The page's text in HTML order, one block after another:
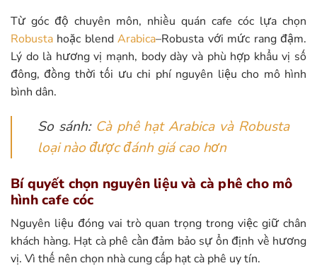
Từ góc độ chuyên môn, nhiều quán cafe cóc lựa chọn
Robusta hoặc blendArabica–Robusta với mức rang đậm.
Lý do là hương vị mạnh, body dày và phù hợp khẩu vị số
đông, đồng thời tối ưu chi phí nguyên liệu cho mô hình
bình dân.
So sánh: Cà phê hạt Arabica và Robusta
loại nào được đánh giá cao hơn
Bí quyết chọn nguyên liệu và cà phê cho mô
hình cafe cóc
Nguyên liệu đóng vai trò quan trọng trong việc giữ chân
khách hàng. Hạt cà phê cần đảm bảo sự ổn định về hương
vị. Vì thế nên chọn nhà cung cấp hạt cà phê uy tín.